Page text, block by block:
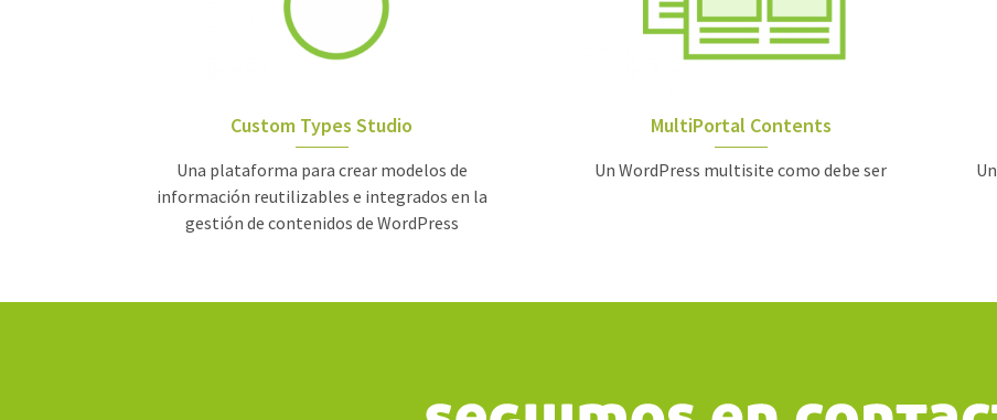
Custom Types Studio
Una plataforma para crear modelos de
información reutilizables e integrados en la
gestión de contenidos de WordPress
MultiPortal Contents
Un WordPress multisite como debe ser